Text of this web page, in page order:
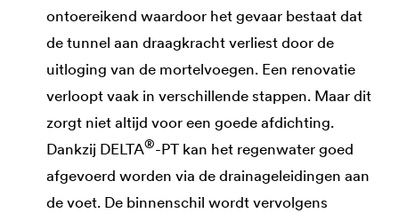
ontoereikend waardoor het gevaar bestaat dat
de tunnel aan draagkracht verliest door de
uitloging van de mortelvoegen. Een renovatie
verloopt vaak in verschillende stappen. Maar dit
zorgt niet altijd voor een goede afdichting.
Dankzij DELTA®-PT kan het regenwater goed
afgevoerd worden via de drainageleidingen aan
de voet. De binnenschil wordt vervolgens